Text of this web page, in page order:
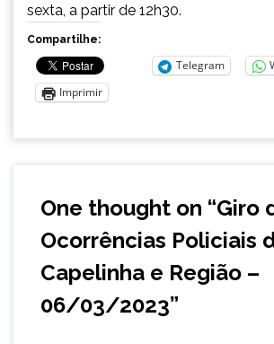
sexta, a partir de 12h30.
Compartilhe:
Telegram
Imprimir
One thought on “Giro
Ocorrências Policiais
Capelinha e Região –
06/03/2023”